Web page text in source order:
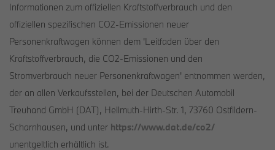
Informationen zum offiziellen Kraftstoffverbrauch und den
offiziellen spezifischen CO2-Emissionen neuer
Personenkraftwagen können dem 'Leitfaden über den
Kraftstoffverbrauch, die CO2-Emissionen und den
Stromverbrauch neuer Personenkraftwagen' entnommen werden,
der an allen Verkaufsstellen, bei der Deutschen Automobil
Treuhand GmbH (DAT), Hellmuth-Hirth-Str. 1, 73760 Ostfildern-
Scharnhausen, und unter https://www.dat.de/co2/
unentgeltlich erhältlich ist.